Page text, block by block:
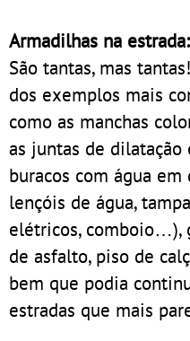
Armadilhas na estrada:
São tantas, mas
dos exemplos mais
como as manchas
as juntas de
buracos com água
lençóis de água,
elétricos, comboio…),
de asfalto, piso de
bem que podia
estradas que mais